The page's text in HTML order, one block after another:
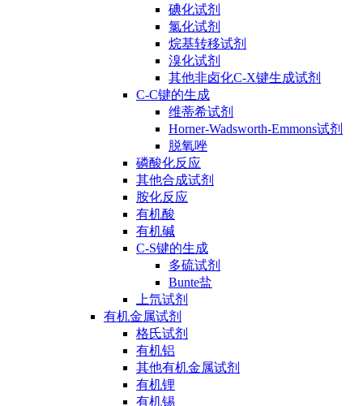
碘化试剂
氯化试剂
烷基转移试剂
溴化试剂
其他非卤化C-X键生成试剂
C-C键的生成
维蒂希试剂
Horner-Wadsworth-Emmons试剂
脱氧唑
磷酸化反应
其他合成试剂
胺化反应
有机酸
有机碱
C-S键的生成
多硫试剂
Bunte盐
上氘试剂
有机金属试剂
格氏试剂
有机铝
其他有机金属试剂
有机锂
有机锡